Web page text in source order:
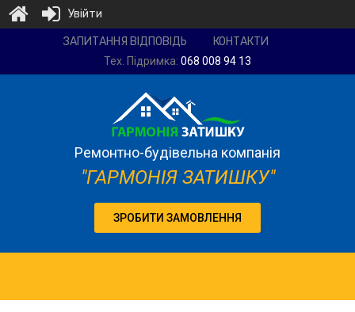
компанія
ЗАПИТАННЯ ВІДПОВІДЬ КОНТАКТИ
Тех. Підримка: 068 008 94 13
Ремонтно-будівельна компанія
"ГАРМОНІЯ ЗАТИШКУ"
ЗРОБИТИ ЗАМОВЛЕННЯ
Увійти